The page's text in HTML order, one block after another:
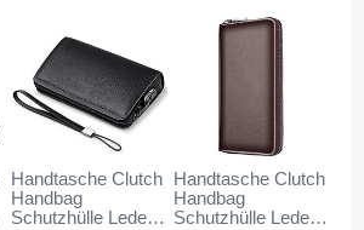
Handtasche Clutch
Handbag
Schutzhülle Leder
Handtasche Clutch
Handbag
Schutzhülle Leder